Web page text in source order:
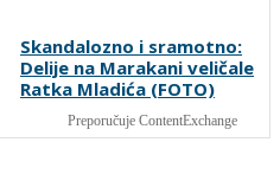
Skandalozno i sramotno:
Delije na Marakani veličale
Ratka Mladića (FOTO)
Preporučuje ContentExchange